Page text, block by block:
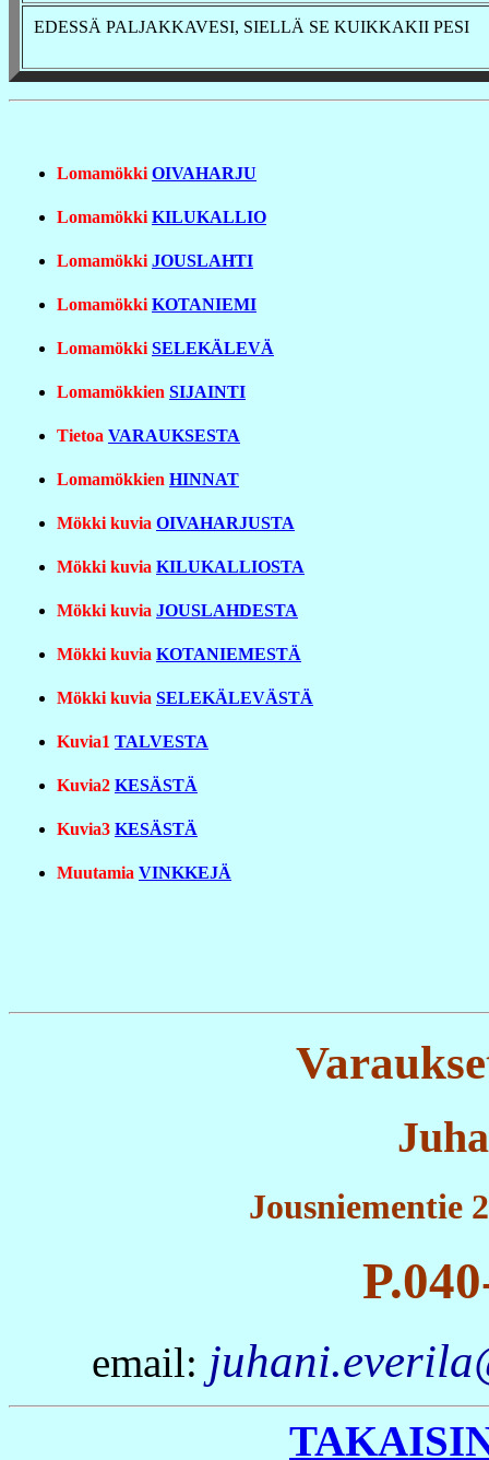
EDESSÄ PALJAKKAVESI, SIELLÄ SE KUIKKAKII PESI
Lomamökki OIVAHARJU
Lomamökki KILUKALLIO
Lomamökki JOUSLAHTI
Lomamökki KOTANIEMI
Lomamökki SELEKÄLEVÄ
Lomamökkien SIJAINTI
Tietoa VARAUKSESTA
Lomamökkien HINNAT
Mökki kuvia OIVAHARJUSTA
Mökki kuvia KILUKALLIOSTA
Mökki kuvia JOUSLAHDESTA
Mökki kuvia KOTANIEMESTÄ
Mökki kuvia SELEKÄLEVÄSTÄ
Kuvia1 TALVESTA
Kuvia2 KESÄSTÄ
Kuvia3 KESÄSTÄ
Muutamia VINKKEJÄ
Jousniementie
email: